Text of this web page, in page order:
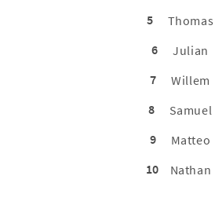
5
Thomas
6
Julian
7
Willem
8
Samuel
9
Matteo
10
Nathan